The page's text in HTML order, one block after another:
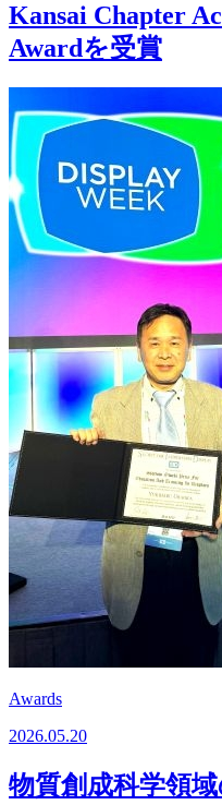
Kansai Chapter
Awardを受賞
Awards
2026.05.20
物質創成科学領